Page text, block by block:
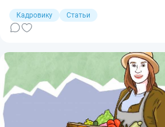
Кадровику
Статьи